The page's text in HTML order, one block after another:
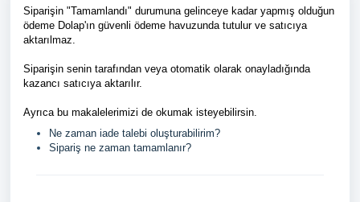
Siparişin "Tamamlandı" durumuna gelinceye kadar yapmış olduğun
ödeme Dolap'ın güvenli ödeme havuzunda tutulur ve satıcıya
aktarılmaz.
Siparişin senin tarafından veya otomatik olarak onayladığında
kazancı satıcıya aktarılır.
Ayrıca bu makalelerimizi de okumak isteyebilirsin.
Ne zaman iade talebi oluşturabilirim?
Sipariş ne zaman tamamlanır?